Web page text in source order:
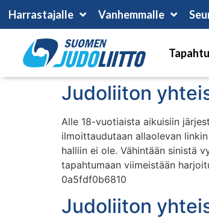
Harrastajalle Vanhemmalle
Judoliiton
Alle 18-vuotiaista aikuisiin
ilmoittaudutaan allaolevan
halliin ei ole. Vähintään sinistä
tapahtumaan viimeistään
0a5fdf0b6810
Judoliiton